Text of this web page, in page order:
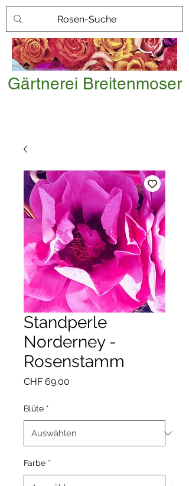
Gärtnerei Breitenmoser
Standperle
Norderney -
Rosenstamm
CHF 69.00
Blüte *
Farbe *